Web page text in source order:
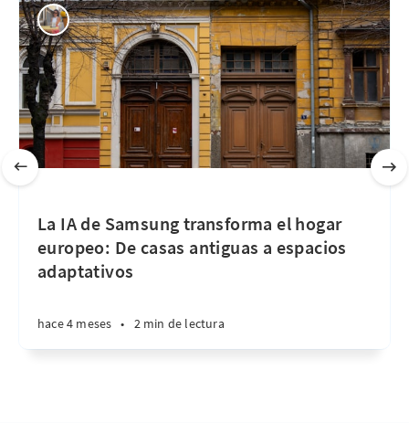
La IA de Samsung transforma el hogar
europeo: De casas antiguas a espacios
adaptativos
hace 4 meses • 2 min de lectura